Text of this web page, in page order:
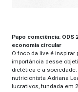
Papo comciência:
economia circular
O foco da live é inspirar
importância desse
dietética e a
nutricionista Adriana
lucrativos, fundada em